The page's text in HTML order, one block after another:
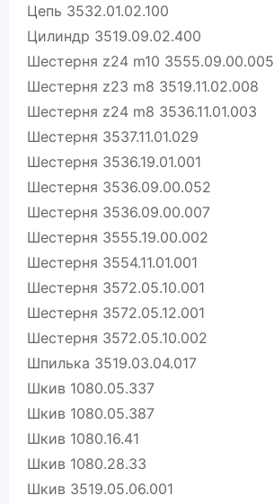
Цепь 3532.01.02.100
Цилиндр 3519.09.02.400
Шестерня z24 m10 3555.09.00.005
Шестерня z23 m8 3519.11.02.008
Шестерня z24 m8 3536.11.01.003
Шестерня 3537.11.01.029
Шестерня 3536.19.01.001
Шестерня 3536.09.00.052
Шестерня 3536.09.00.007
Шестерня 3555.19.00.002
Шестерня 3554.11.01.001
Шестерня 3572.05.10.001
Шестерня 3572.05.12.001
Шестерня 3572.05.10.002
Шпилька 3519.03.04.017
Шкив 1080.05.337
Шкив 1080.05.387
Шкив 1080.16.41
Шкив 1080.28.33
Шкив 3519.05.06.001